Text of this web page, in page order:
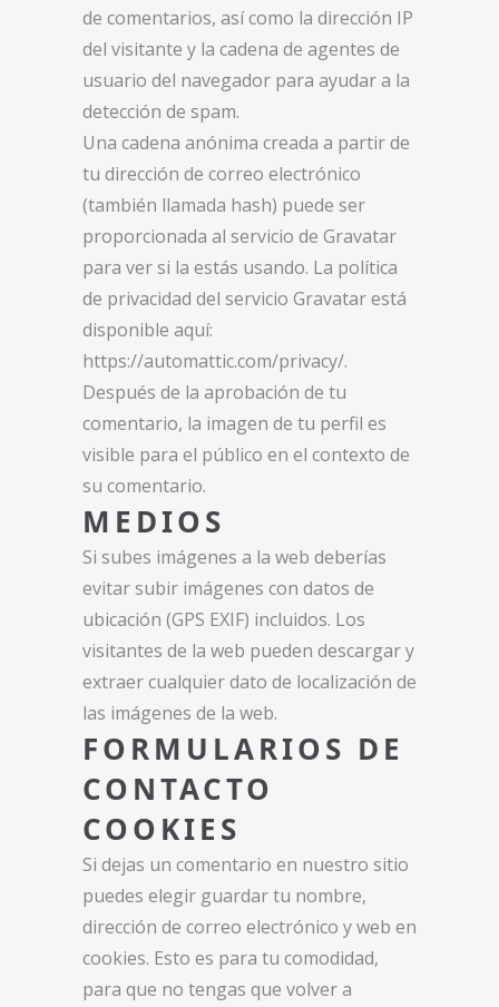
de comentarios, así como la dirección IP
del visitante y la cadena de agentes de
usuario del navegador para ayudar a la
detección de spam.
Una cadena anónima creada a partir de
tu dirección de correo electrónico
(también llamada hash) puede ser
proporcionada al servicio de Gravatar
para ver si la estás usando. La política
de privacidad del servicio Gravatar está
disponible aquí:
https://automattic.com/privacy/.
Después de la aprobación de tu
comentario, la imagen de tu perfil es
visible para el público en el contexto de
su comentario.
MEDIOS
Si subes imágenes a la web deberías
evitar subir imágenes con datos de
ubicación (GPS EXIF) incluidos. Los
visitantes de la web pueden descargar y
extraer cualquier dato de localización de
las imágenes de la web.
FORMULARIOS DE
CONTACTO
COOKIES
Si dejas un comentario en nuestro sitio
puedes elegir guardar tu nombre,
dirección de correo electrónico y web en
cookies. Esto es para tu comodidad,
para que no tengas que volver a